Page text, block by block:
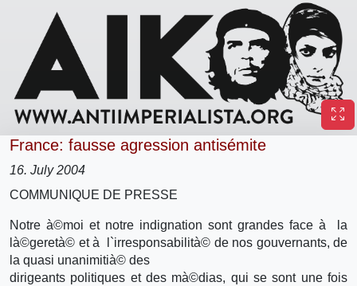
France: fausse agression antisémite
16. July 2004
COMMUNIQUE DE PRESSE
Notre à©moi et notre indignation sont grandes face à la
là©geretà© et à l`irresponsabilità© de nos gouvernants, de
la quasi unanimitià© des
dirigeants politiques et des mà©dias, qui se sont une fois